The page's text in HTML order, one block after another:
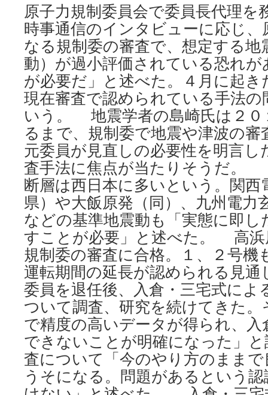
原子力規制委員会で委員長代理を
時事通信のインタビューに応じ
なる規制委の審査で、想定する地
動）が過小評価されている恐れ
が必要だ」と述べた。４月に起
現在審査で認められている手法
いう。 地震学者の島崎氏は２０
るまで、規制委で地震や津波の
元委員が見直しの必要性を明言
査手法に焦点が当たりそうだ
断層は西日本に多いという。関西
県）や大飯原発（同）、九州電力
などの基準地震動も「実態に即し
すことが必要」と述べた。 高浜
規制委の審査に合格。１、２号機
運転期間の延長が認められる見
委員を退任後、入倉・三宅式によ
ついて調査、研究を続けてきた
で精度の高いデータが得られ、
できないことが明確になった」
査について「今のやり方のまま
うそになる。問題があるという